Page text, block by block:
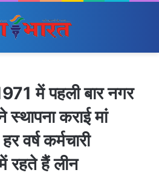
में पहली बार नगर
स्थापना कराई मां
वर्ष कर्मचारी
रहते हैं लीन